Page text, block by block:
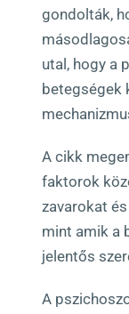
gondolták,
utal, hogy a
betegségek
A cikk
faktorok
zavarokat
mint amik a
jelentős
A